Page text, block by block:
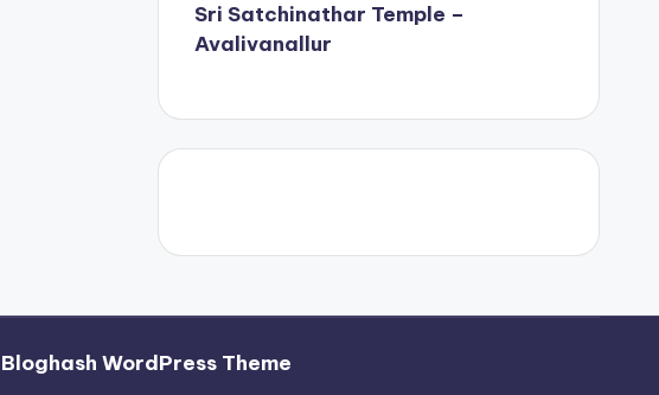
Sri Satchinathar Temple –
Avalivanallur
Bloghash WordPress Theme